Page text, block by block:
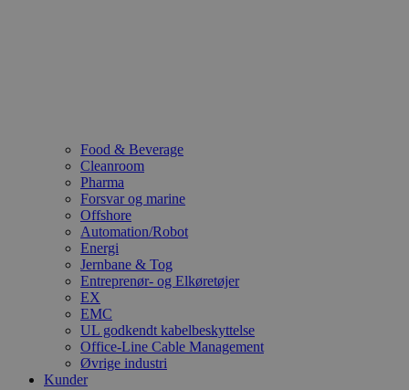
Food & Beverage
Cleanroom
Pharma
Forsvar og marine
Offshore
Automation/Robot
Energi
Jernbane & Tog
Entreprenør- og Elkøretøjer
EX
EMC
UL godkendt kabelbeskyttelse
Office-Line Cable Management
Øvrige industri
Kunder